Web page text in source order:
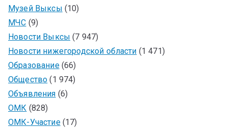
Музей Выксы (10)
МЧС (9)
Новости Выксы (7 947)
Новости нижегородской области (1 471)
Образование(66)
Общество (1 974)
Объявления (6)
ОМК (828)
ОМК-Участие(17)